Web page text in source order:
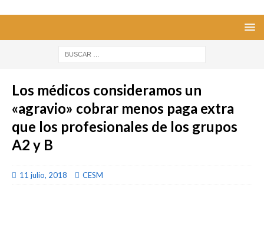
Los médicos consideramos un
«agravio» cobrar menos paga extra
que los profesionales de los grupos
A2 y B
11 julio, 2018 CESM